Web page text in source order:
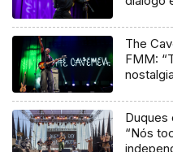
The
FMM:
Duques
“Nós